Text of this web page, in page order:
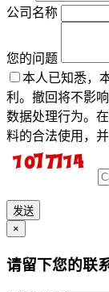
公司名称
您的问题
本人已知悉，
利。撤回将不影
数据处理行为。
料的合法使用，
发送
×
请留下您的联